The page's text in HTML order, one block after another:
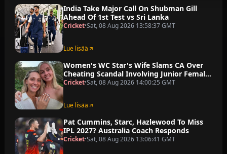
India Take Major Call On Shubman Gill
Ahead Of 1st Test vs Sri Lanka
Cricket•Sat, 08 Aug 2026 13:58:37 GMT
Lue lisää
Women's WC Star's Wife Slams CA Over
Cheating Scandal Involving Junior Female
Player
Cricket•Sat, 08 Aug 2026 14:00:25 GMT
Lue lisää
Pat Cummins, Starc, Hazlewood To Miss
IPL 2027? Australia Coach Responds
Cricket•Sat, 08 Aug 2026 13:06:41 GMT